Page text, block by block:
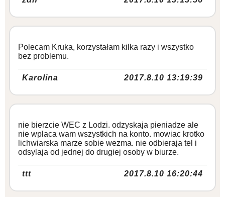
Polecam Kruka, korzystałam kilka razy i wszystko
bez problemu.
Karolina 2017.8.10 13:19:39
nie bierzcie WEC z Lodzi. odzyskaja pieniadze ale
nie wplaca wam wszystkich na konto. mowiac krotko
lichwiarska marze sobie wezma. nie odbieraja tel i
odsylaja od jednej do drugiej osoby w biurze.
ttt 2017.8.10 16:20:44